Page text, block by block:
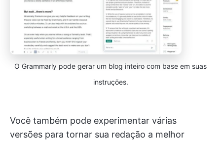
O Grammarly pode gerar um blog inteiro com base em suas
instruções.
Você também pode experimentar várias
versões para tornar sua redação a melhor